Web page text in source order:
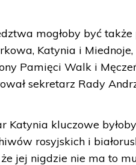
mogłoby być
Katynia i
Pamięci Walk i
sekretarz Rady
kluczowe
rosyjskich i
jej nigdzie nie ma to